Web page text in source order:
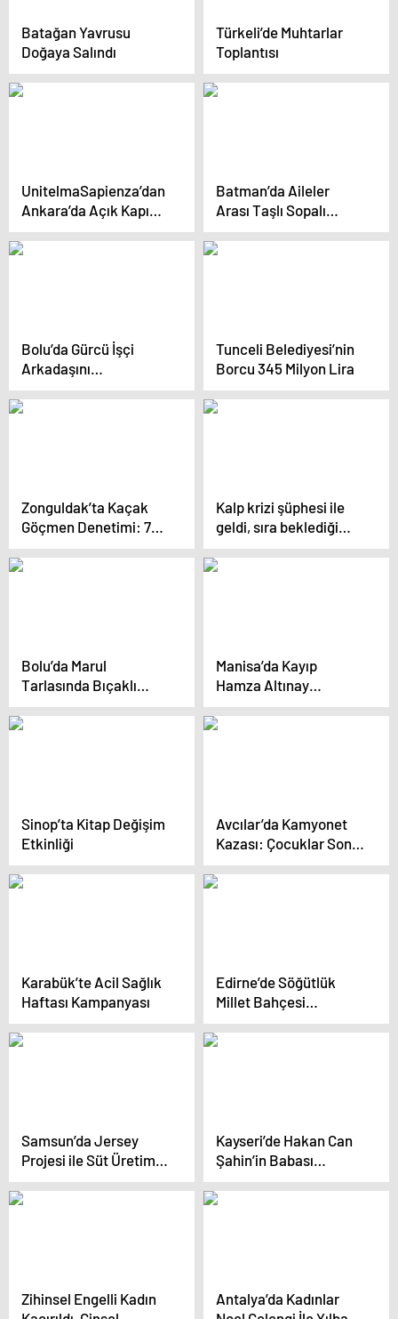
Batağan Yavrusu
Doğaya Salındı
Türkeli’de Muhtarlar
Toplantısı
UnitelmaSapienza’dan
Ankara’da Açık Kapı
Günü Etkinliği
Batman’da Aileler
Arası Taşlı Sopalı
Kavga: 3 Yaralı
Bolu’da Gürcü İşçi
Arkadaşını
Bıçaklayarak Öldürdü
Tunceli Belediyesi’nin
Borcu 345 Milyon Lira
Zonguldak’ta Kaçak
Göçmen Denetimi: 7
Yakalandı
Kalp krizi şüphesi ile
geldi, sıra beklediği
sandalyede öldü
Bolu’da Marul
Tarlasında Bıçaklı
Kavga: Bir Ölü
Manisa’da Kayıp
Hamza Altınay
Uçurumda Ölü Bulundu
Sinop’ta Kitap Değişim
Etkinliği
Avcılar’da Kamyonet
Kazası: Çocuklar Son
Anda Kurtuldu
Karabük’te Acil Sağlık
Haftası Kampanyası
Edirne’de Söğütlük
Millet Bahçesi
tamamlandı, temizlik
aşamasına geçildi
Samsun’da Jersey
Projesi ile Süt Üretimi
Artıyor
Kayseri’de Hakan Can
Şahin’in Babası
Defnedildi
Zihinsel Engelli Kadın
Antalya’da Kadınlar